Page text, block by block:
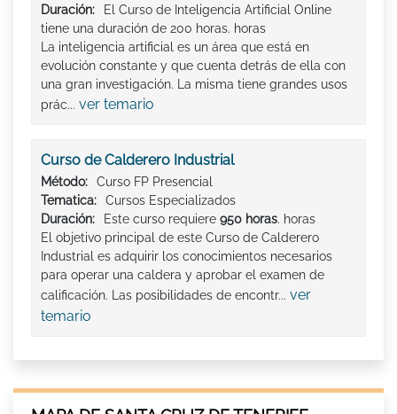
Duración:
El Curso de Inteligencia Artificial Online
tiene una duración de 200 horas. horas
La inteligencia artificial es un área que está en
evolución constante y que cuenta detrás de ella con
una gran investigación. La misma tiene grandes usos
prác... ver temario
Curso de Calderero Industrial
Método:
Curso FP Presencial
Tematica:
Cursos Especializados
Duración:
Este curso requiere 950 horas. horas
El objetivo principal de este Curso de Calderero
Industrial es adquirir los conocimientos necesarios
para operar una caldera y aprobar el examen de
calificación. Las posibilidades de encontr... ver
temario